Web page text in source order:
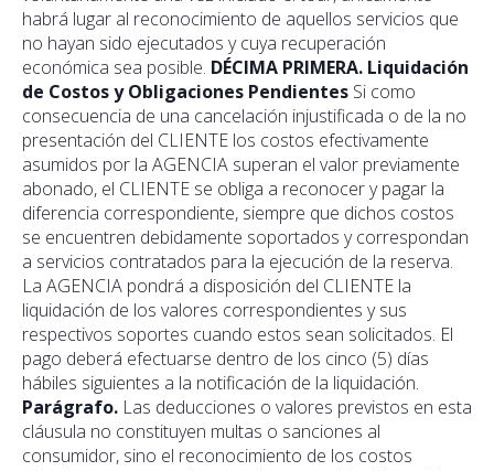
habrá lugar al reconocimiento de aquellos servicios que
no hayan sido ejecutados y cuya recuperación
económica sea posible. DÉCIMA PRIMERA. Liquidación
de Costos y Obligaciones Pendientes Si como
consecuencia de una cancelación injustificada o de la no
presentación del CLIENTE los costos efectivamente
asumidos por la AGENCIA superan el valor previamente
abonado, el CLIENTE se obliga a reconocer y pagar la
diferencia correspondiente, siempre que dichos costos
se encuentren debidamente soportados y correspondan
a servicios contratados para la ejecución de la reserva.
La AGENCIA pondrá a disposición del CLIENTE la
liquidación de los valores correspondientes y sus
respectivos soportes cuando estos sean solicitados. El
pago deberá efectuarse dentro de los cinco (5) días
hábiles siguientes a la notificación de la liquidación.
Parágrafo. Las deducciones o valores previstos en esta
cláusula no constituyen multas o sanciones al
consumidor, sino el reconocimiento de los costos